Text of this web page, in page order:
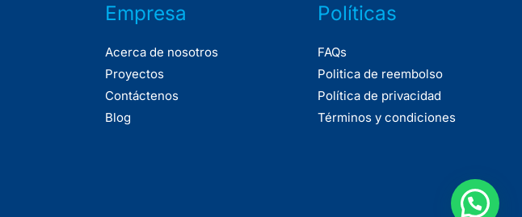
Empresa
Acerca de nosotros
Proyectos
Contáctenos
Blog
Políticas
FAQs
Politica de reembolso
Política de privacidad
Términos y condiciones